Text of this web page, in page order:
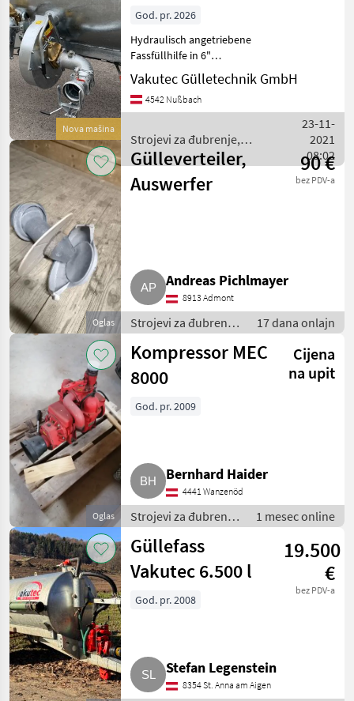
Nova mašina
God. pr. 2026
Hydraulisch angetriebene
Fassfüllhilfe in 6"
Ausführung für
Vakuumfässer • Schnelles
und vollständiges Füllen
vorhanden Sauganschluss -
Vakutec Gülletechnik GmbH
4542 Nußbach
Strojevi za đubrenje,
gnojenje i navodnjavanje /
Vakutec
23-11-
2021
08:02
Oglas
Gülleverteiler,
Auswerfer
90 €
bez PDV-a
Andreas Pichlmayer
8913 Admont
Strojevi za đubrenje,
gnojenje i
navodnjavanje /
Pumpe za gnojnicu
17 dana onlajn
Oglas
Kompressor MEC
8000
Cijena
na upit
God. pr. 2009
Bernhard Haider
4441 Wanzenöd
Strojevi za đubrenje,
gnojenje i
navodnjavanje /
Pumpe za gnojnicu
1 mesec online
Güllefass
Vakutec 6.500 l
19.500
€
bez PDV-a
God. pr. 2008
Stefan Legenstein
8354 St. Anna am Aigen